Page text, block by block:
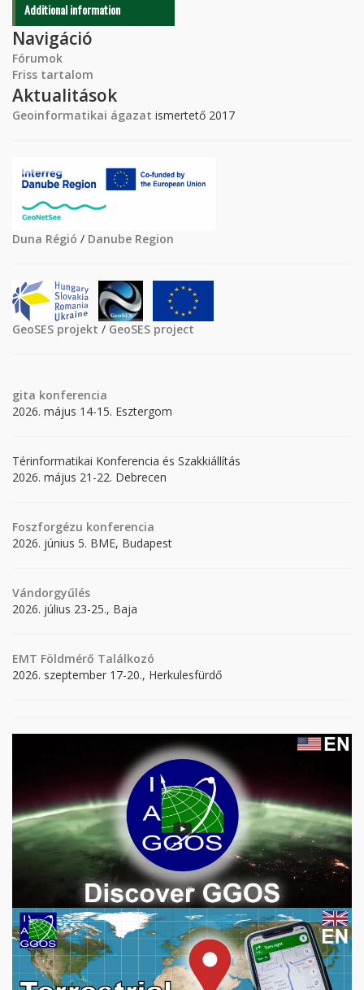
Additional information
Navigáció
Fórumok
Friss tartalom
Aktualitások
Geoinformatikai ágazat ismertető 2017
Duna Régió / Danube Region
GeoSES projekt / GeoSES project
gita konferencia
2026. május 14-15. Esztergom
Térinformatikai Konferencia és Szakkiállítás
2026. május 21-22. Debrecen
Foszforgézu konferencia
2026. június 5. BME, Budapest
Vándorgyűlés
2026. július 23-25., Baja
EMT Földmérő Találkozó
2026. szeptember 17-20., Herkulesfürdő